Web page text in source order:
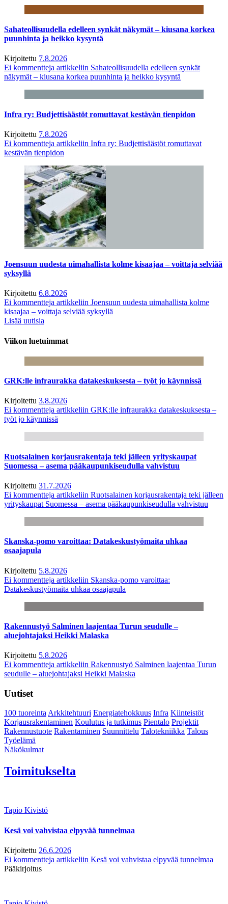
Sahateollisuudella edelleen synkät näkymät – kiusana korkea
puunhinta ja heikko kysyntä
Kirjoitettu 7.8.2026
Ei kommentteja artikkeliin Sahateollisuudella edelleen synkät
näkymät – kiusana korkea puunhinta ja heikko kysyntä
Infra ry: Budjettisäästöt romuttavat kestävän tienpidon
Kirjoitettu 7.8.2026
Ei kommentteja artikkeliin Infra ry: Budjettisäästöt romuttavat
kestävän tienpidon
Joensuun uudesta uimahallista kolme kisaajaa – voittaja selviää
syksyllä
Kirjoitettu 6.8.2026
Ei kommentteja artikkeliin Joensuun uudesta uimahallista kolme
kisaajaa – voittaja selviää syksyllä
Lisää uutisia
Viikon luetuimmat
GRK:lle infraurakka datakeskuksesta – työt jo käynnissä
Kirjoitettu 3.8.2026
Ei kommentteja artikkeliin GRK:lle infraurakka datakeskuksesta –
työt jo käynnissä
Ruotsalainen korjausrakentaja teki jälleen yrityskaupat
Suomessa – asema pääkaupunkiseudulla vahvistuu
Kirjoitettu 31.7.2026
Ei kommentteja artikkeliin Ruotsalainen korjausrakentaja teki jälleen
yrityskaupat Suomessa – asema pääkaupunkiseudulla vahvistuu
Skanska-pomo varoittaa: Datakeskustyömaita uhkaa
osaajapula
Kirjoitettu 5.8.2026
Ei kommentteja artikkeliin Skanska-pomo varoittaa:
Datakeskustyömaita uhkaa osaajapula
Rakennustyö Salminen laajentaa Turun seudulle –
aluejohtajaksi Heikki Malaska
Kirjoitettu 5.8.2026
Ei kommentteja artikkeliin Rakennustyö Salminen laajentaa Turun
seudulle – aluejohtajaksi Heikki Malaska
Uutiset
100 tuoreintaArkkitehtuuri Energiatehokkuus Infra Kiinteistöt
Korjausrakentaminen Koulutus ja tutkimus Pientalo Projektit
Rakennustuote Rakentaminen Suunnittelu Talotekniikka Talous
Työelämä
Näkökulmat
Toimitukselta
Tapio Kivistö
Kesä voi vahvistaa elpyvää tunnelmaa
Kirjoitettu 26.6.2026
Ei kommentteja artikkeliin Kesä voi vahvistaa elpyvää tunnelmaa
Pääkirjoitus